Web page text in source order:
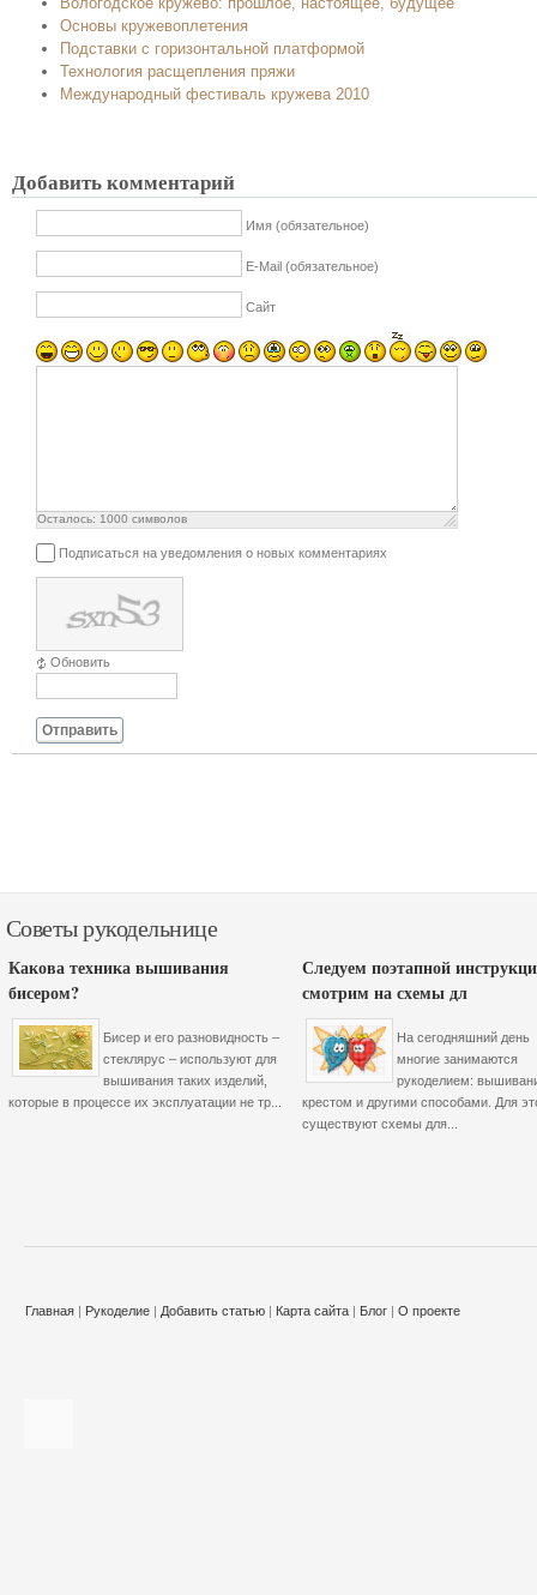
Основы кружевоплетения
Подставки с горизонтальной платформой
Технология расщепления пряжи
Международный фестиваль кружева 2010
Добавить комментарий
Имя (обязательное)
E-Mail (обязательное)
Сайт
Осталось: 1000 символов
Подписаться на уведомления о новых комментариях
Обновить
Отправить
Советы рукодельнице
Какова техника вышивания
бисером?
Бисер и его разновидность –
стеклярус – используют для
вышивания таких изделий,
которые в процессе их эксплуатации не тр...
Следуем поэтапной
смотрим на схемы дл
На сегодняшний день
многие занимаются
рукоделием:
крестом и другими способами. Для
существуют схемы для...
Главная | Рукоделие | Добавить статью | Карта сайта | Блог | О проекте